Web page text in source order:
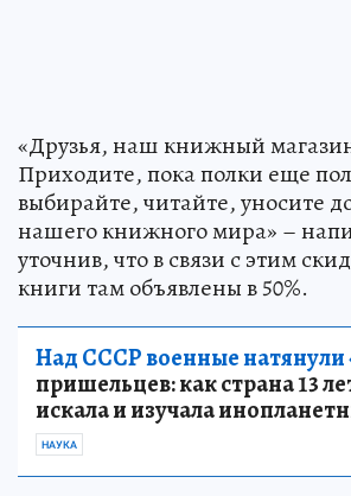
«Друзья, наш книжный
Приходите, пока полки еще
выбирайте, читайте, уносите
нашего книжного мира» –
уточнив, что в связи с этим
книги там объявлены в 50%.
Над СССР военные натянули
пришельцев: как страна 13
искала и изучала
НАУКА